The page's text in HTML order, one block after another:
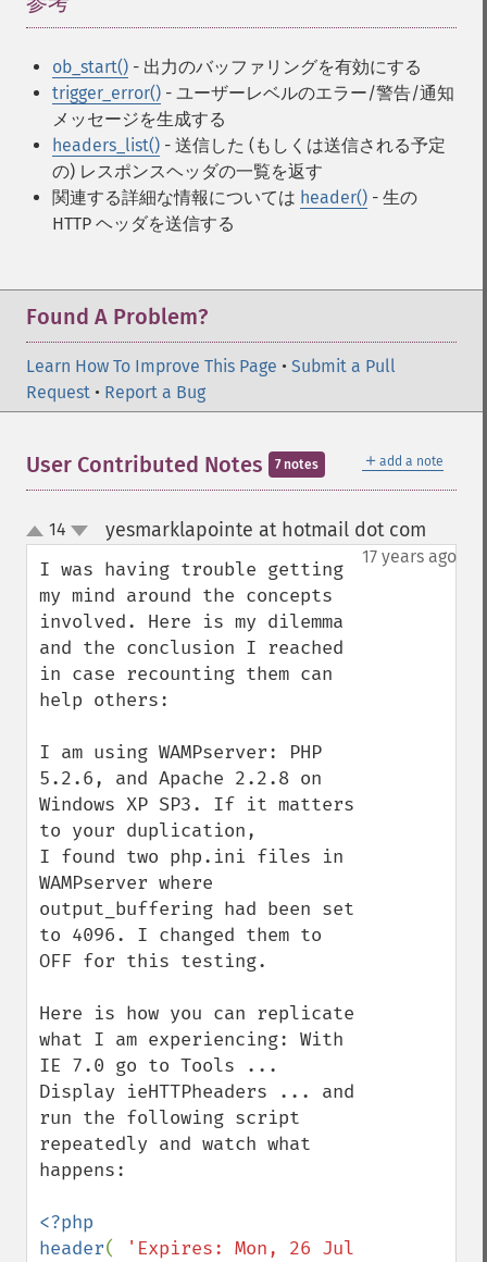
ob_start() - 出力のバッファリングを有効にする
trigger_error() - ユーザーレベルのエラー/警告/通知
メッセージを生成する
headers_list() - 送信した (もしくは送信される予定
の) レスポンスヘッダの一覧を返す
関連する詳細な情報については header() - 生の
HTTP ヘッダを送信する
Found A Problem?
Learn How To Improve This Page • Submit a Pull
Request • Report a Bug
＋ add a note
User Contributed Notes 7 notes
up
down
14 yesmarklapointe at hotmail dot com
17 years ago
I was having trouble getting
my mind around the concepts
involved. Here is my dilemma
and the conclusion I reached
in case recounting them can
help others:
I am using WAMPserver: PHP
5.2.6, and Apache 2.2.8 on
Windows XP SP3. If it matters
to your duplication,
I found two php.ini files in
WAMPserver where
output_buffering had been set
to 4096. I changed them to
OFF for this testing.
Here is how you can replicate
what I am experiencing: With
IE 7.0 go to Tools ...
Display ieHTTPheaders ... and
run the following script
repeatedly and watch what
happens:
<?php
header(
'Expires: Mon, 26 Jul